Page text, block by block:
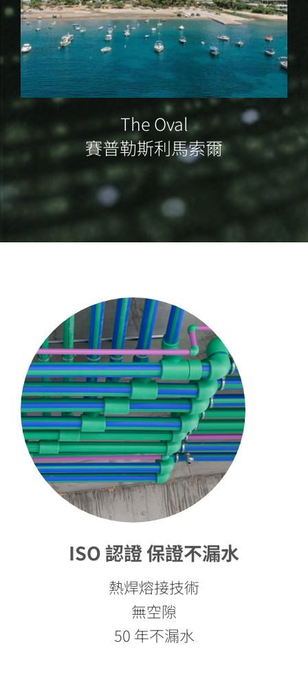
The Oval
賽普勒斯利馬索爾
ISO 認證 保證不漏水
熱焊熔接技術
無空隙
50 年不漏水